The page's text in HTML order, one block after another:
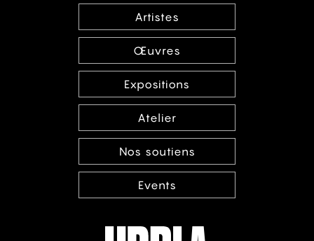
Artistes
Œuvres
Expositions
Atelier
Nos soutiens
Events